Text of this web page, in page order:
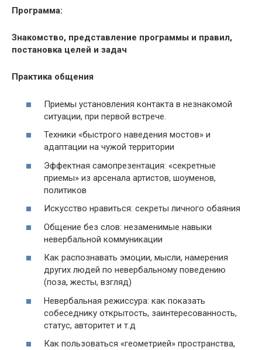
Программа:
Знакомство, представление программы и правил,
постановка целей и задач
Практика общения
Приемы установления контакта в незнакомой
ситуации, при первой встрече.
Техники «быстрого наведения мостов» и
адаптации на чужой территории
Эффектная самопрезентация: «секретные
приемы» из арсенала артистов, шоуменов,
политиков
Искусство нравиться: секреты личного обаяния
Общение без слов: незаменимые навыки
невербальной коммуникации
Как распознавать эмоции, мысли, намерения
других людей по невербальному поведению
(поза, жесты, взгляд)
Невербальная режиссура: как показать
собеседнику открытость, заинтересованность,
статус, авторитет и т.д
Как пользоваться «геометрией» пространства,